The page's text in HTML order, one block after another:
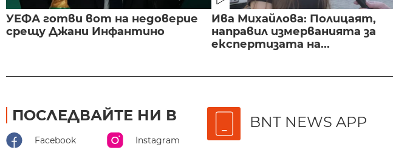
УЕФА готви вот на недоверие
срещу Джани Инфантино
Ива Михайлова: Полицаят,
направил измерванията за
експертизата на...
ПОСЛЕДВАЙТЕ НИ В
Facebook Instagram
BNT NEWS APP